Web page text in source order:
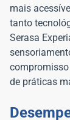
mais
tanto
Serasa
de práticas